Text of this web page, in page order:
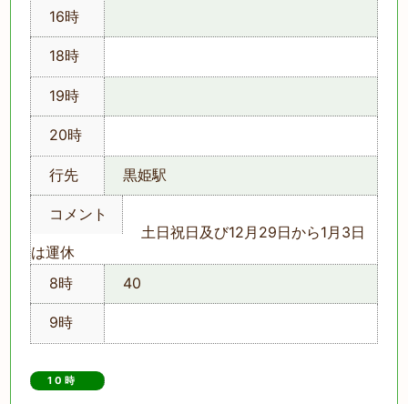
16時
18時
19時
20時
行先 黒姫駅
コメント
土日祝日及び12月29日から1月3日
は運休
8時
40
9時
10時